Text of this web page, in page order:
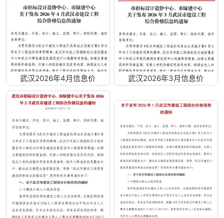
武汉2026年4月信息价 武汉2026年3月信息价